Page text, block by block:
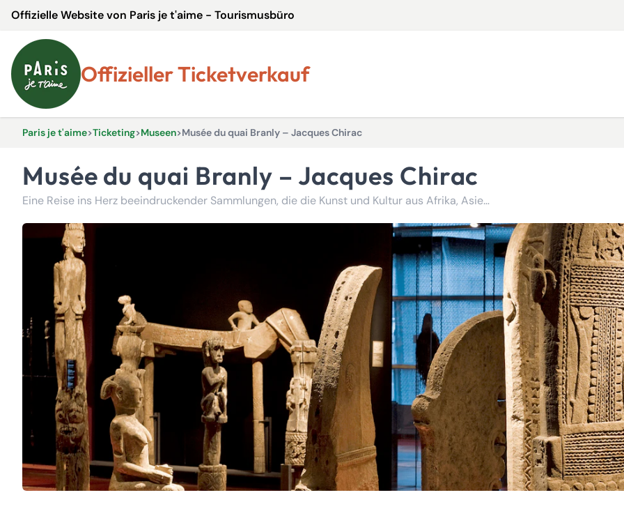
Offizielle Website von Paris je t'aime - Tourismusbüro
Offizieller Ticketverkauf
Paris je t'aime>Ticketing>Museen>Musée du quai Branly – Jacques Chirac
Musée du quai Branly – Jacques Chirac
Eine Reise ins Herz beeindruckender Sammlungen, die die Kunst und Kultur aus Afrika, Asien, Ozeanien, Nord- und Südamerika würdigen.